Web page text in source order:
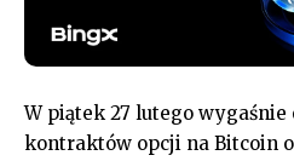
W piątek 27 lutego wygaśnie
kontraktów opcji na Bitcoin